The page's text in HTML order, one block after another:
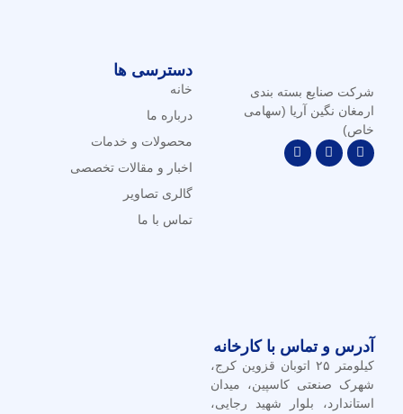
شرکت صنایع بسته بندی
ارمغان نگین آریا (سهامی
خاص)
دسترسی ها
خانه
درباره ما
محصولات و خدمات
اخبار و مقالات تخصصی
گالری تصاویر
تماس با ما
آدرس و تماس با کارخانه
کیلومتر ۲۵ اتوبان قزوین کرج،
شهرک صنعتی کاسپین، میدان
استاندارد، بلوار شهید رجایی،